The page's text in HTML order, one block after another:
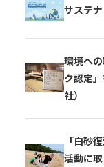
サステ
環境へ
ク認定
社）
「白砂
活動に